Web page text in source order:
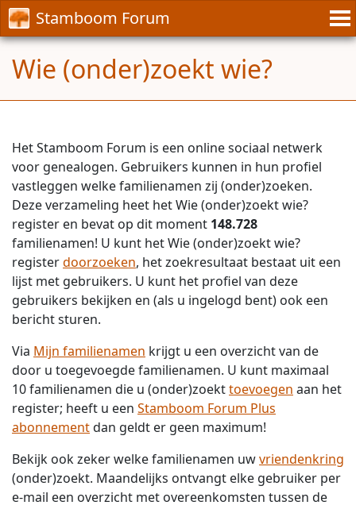
Stamboom Forum
Wie (onder)zoekt wie?
Het Stamboom Forum is een online sociaal netwerk
voor genealogen. Gebruikers kunnen in hun profiel
vastleggen welke familienamen zij (onder)zoeken.
Deze verzameling heet het Wie (onder)zoekt wie?
register en bevat op dit moment 148.728
familienamen! U kunt het Wie (onder)zoekt wie?
registerdoorzoeken, het zoekresultaat bestaat uit een
lijst met gebruikers. U kunt het profiel van deze
gebruikers bekijken en (als u ingelogd bent) ook een
bericht sturen.
Via Mijn familienamen krijgt u een overzicht van de
door u toegevoegde familienamen. U kunt maximaal
10 familienamen die u (onder)zoekttoevoegen aan het
register; heeft u een Stamboom Forum Plus
abonnementdan geldt er geen maximum!
Bekijk ook zeker welke familienamen uwvriendenkring
(onder)zoekt. Maandelijks ontvangt elke gebruiker per
e-mail een overzicht met overeenkomsten tussen de